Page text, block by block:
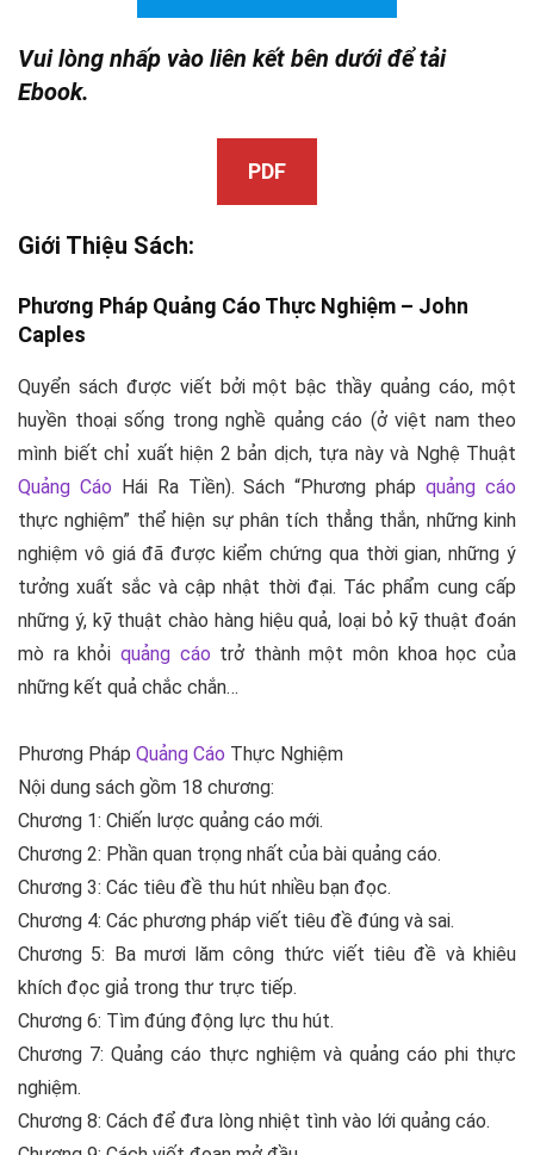
Vui lòng nhấp vào liên kết bên dưới để tải
Ebook.
PDF
Giới Thiệu Sách:
Phương Pháp Quảng Cáo Thực Nghiệm – John
Caples
Quyển sách được viết bởi một bậc thầy quảng cáo, một
huyền thoại sống trong nghề quảng cáo (ở việt nam theo
mình biết chỉ xuất hiện 2 bản dịch, tựa này và Nghệ Thuật
Quảng Cáo Hái Ra Tiền). Sách “Phương phápquảng cáo
thực nghiệm” thể hiện sự phân tích thẳng thắn, những kinh
nghiệm vô giá đã được kiểm chứng qua thời gian, những ý
tưởng xuất sắc và cập nhật thời đại. Tác phẩm cung cấp
những ý, kỹ thuật chào hàng hiệu quả, loại bỏ kỹ thuật đoán
mò ra khỏi quảng cáo trở thành một môn khoa học của
những kết quả chắc chắn…
Phương Pháp Quảng Cáo Thực Nghiệm
Nội dung sách gồm 18 chương:
Chương 1: Chiến lược quảng cáo mới.
Chương 2: Phần quan trọng nhất của bài quảng cáo.
Chương 3: Các tiêu đề thu hút nhiều bạn đọc.
Chương 4: Các phương pháp viết tiêu đề đúng và sai.
Chương 5: Ba mươi lăm công thức viết tiêu đề và khiêu
khích đọc giả trong thư trực tiếp.
Chương 6: Tìm đúng động lực thu hút.
Chương 7: Quảng cáo thực nghiệm và quảng cáo phi thực
nghiệm.
Chương 8: Cách để đưa lòng nhiệt tình vào lới quảng cáo.